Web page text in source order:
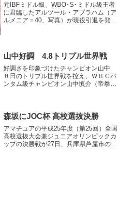
元IBFミドル級、WBO･S･ミドル級王者
に君臨したアルツール・アブラハム（ア
ルメニア＝40、写真）が現役引退を発表
ー・アイ...
山中好調 4.8トリプル世界戦
好調さを印象づけたチャンピオン山中
８日のトリプル世界戦を控え、ＷＢＣバ
ンタム級チャンピオン山中慎介（帝拳）
な試合にならないことは分かっ...
森坂にJOC杯 高校選抜決勝
アマチュアの平成25年度（第25回）全国
高校選抜大会兼ジュニアオリンピックカ
ップの決勝戦が27日、兵庫県芦屋市の芦